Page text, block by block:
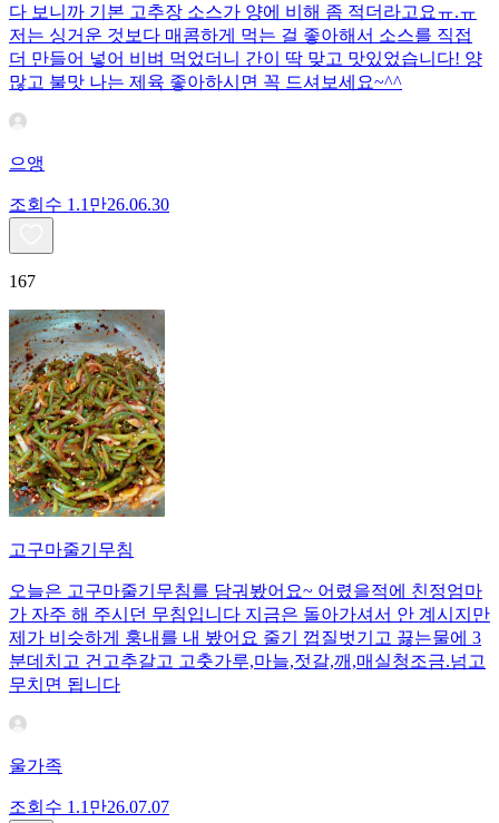
다 보니까 기본 고추장 소스가 양에 비해 좀 적더라고요ㅠ.ㅠ
저는 싱거운 것보다 매콤하게 먹는 걸 좋아해서 소스를 직접
더 만들어 넣어 비벼 먹었더니 간이 딱 맞고 맛있었습니다! 양
많고 불맛 나는 제육 좋아하시면 꼭 드셔보세요~^^
으앵
조회수 1.1만26.06.30
167
고구마줄기무침
오늘은 고구마줄기무침를 담궈봤어요~ 어렸을적에 친정엄마
가 자주 해 주시던 무침입니다 지금은 돌아가셔서 안 계시지만
제가 비슷하게 훙내를 내 봤어요 줄기 껍질벗기고 끓는물에 3
분데치고 건고추갈고 고춧가루,마늘,젓갈,깨,매실청조금.넘고
무치면 됩니다
울가족
조회수 1.1만26.07.07